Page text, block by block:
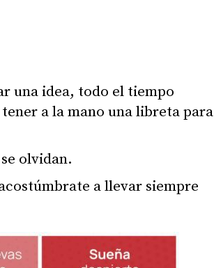
una idea, todo el tiempo
a la mano una libreta para
olvidan.
a llevar siempre